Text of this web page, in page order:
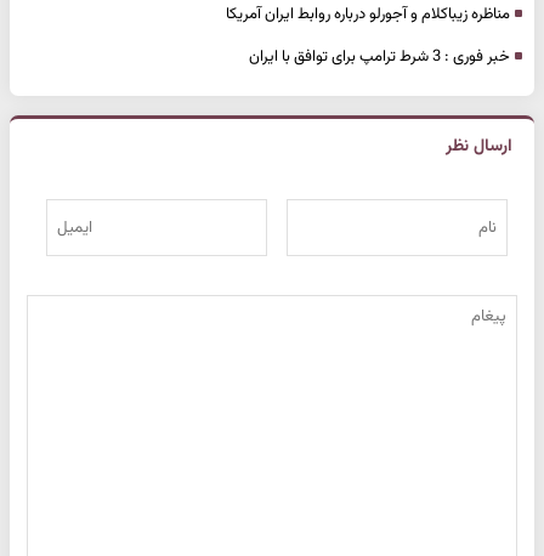
مناظره زیباکلام و آجورلو درباره روابط ایران آمریکا
خبر فوری : 3 شرط ترامپ برای توافق با ایران
ارسال نظر